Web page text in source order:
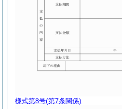
様式第8号(第7条関係)